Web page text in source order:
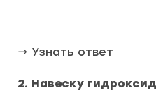
→ Узнать ответ
2. Навеску